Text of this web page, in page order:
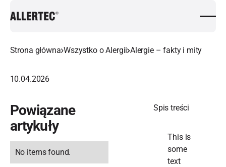
Strona główna Wszystko o Alergii Alergie – fakty i mity
10.04.2026
Powiązane
artykuły
No items found.
Spis treści
This is
some
text